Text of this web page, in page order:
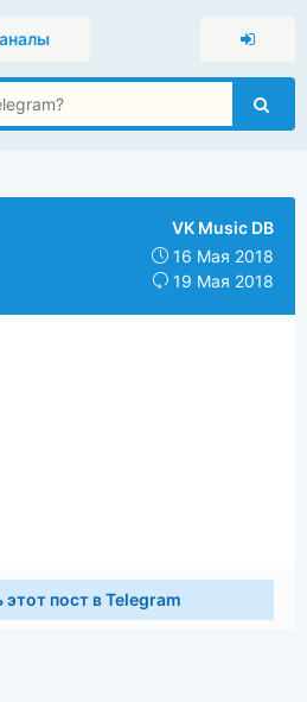
VK Music DB
16 Мая 2018
19 Мая 2018
пост в Telegram